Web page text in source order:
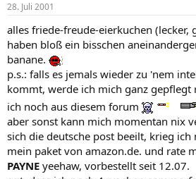
28. Juli 2001
alles friede-freude-eierkuchen (lecker,
haben bloß ein bisschen
banane.
p.s.: falls es jemals wieder zu 'nem
kommt, werde ich mich ganz gepflegt
ich noch aus diesem forum
aber sonst kann mich momentan nix
sich die deutsche post beeilt, krieg ich
mein paket von amazon.de. und rate
PAYNE yeehaw, vorbestellt seit 12.07.